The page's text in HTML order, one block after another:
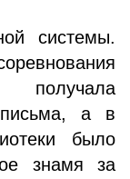
системы.
получала
письма, а в
было
знамя за